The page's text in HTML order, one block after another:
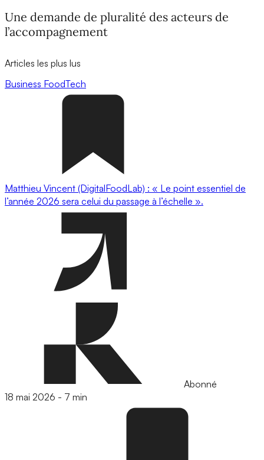
Une demande de pluralité des acteurs de
l’accompagnement
Articles les plus lus
Business FoodTech
Matthieu Vincent (DigitalFoodLab) : « Le point essentiel de
l’année 2026 sera celui du passage à l’échelle ».
Abonné
18 mai 2026 - 7 min